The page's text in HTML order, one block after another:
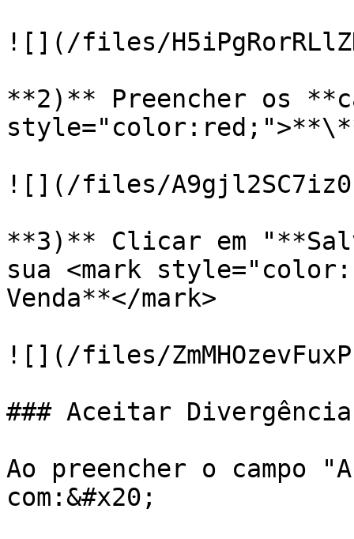
![](/files/
**2)** Preencher os
![](/files/
**3)** Clicar em
sua <mark
Venda**</mark>
![](/files/
### Aceitar Divergência
Ao preencher o campo
com:&#x20;